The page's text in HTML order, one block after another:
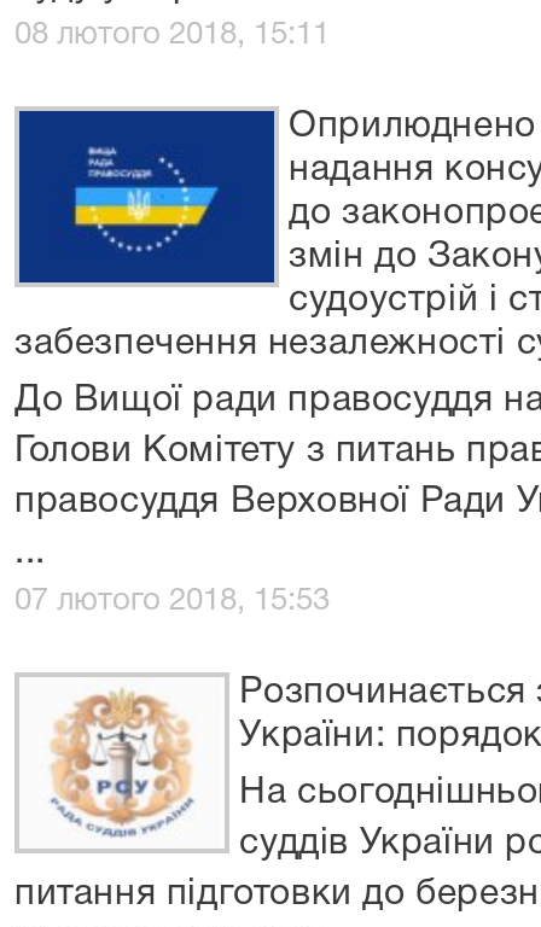
08 лютого 2018, 15:11
Оприлюднено
надання
до
змін до
судоустрій і
забезпечення незалежності
До Вищої ради правосуддя
Голови Комітету з питань
правосуддя Верховної Ради
...
07 лютого 2018, 15:53
Розпочинається
України:
На
суддів України
питання підготовки до